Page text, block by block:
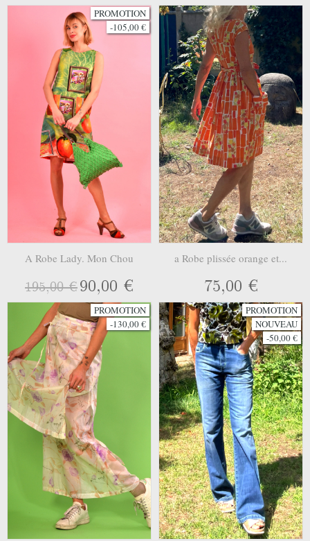
PROMOTION
-105,00 €
A Robe Lady. Mon Chou
195,00 €90,00 €
a Robe plissée orange et...
75,00 €
PROMOTION
-130,00 €
PROMOTION
NOUVEAU
-50,00 €